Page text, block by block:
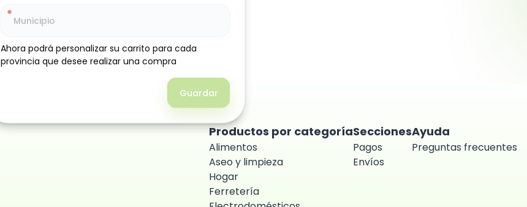
Productos por categoría
Alimentos
Aseo y limpieza
Hogar
Ferretería
Secciones
Pagos
Envíos
Ayuda
Preguntas frecuentes
Ahora podrá personalizar su carrito para cada
provincia que desee realizar una compra
Guardar
Ahora podrá personalizar su carrito para cada
provincia que desee realizar una compra
Guardar